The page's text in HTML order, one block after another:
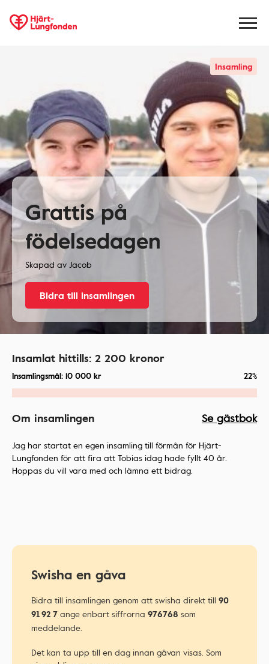
Insamling
Grattis på
födelsedagen
Skapad avJacob
Bidra till insamlingen
Insamlat hittills: 2 200 kronor
Insamlingsmål: 10 000 kr 22%
Om insamlingen Se gästbok
Jag har startat en egen insamling till förmån för Hjärt-
Lungfonden för att fira att Tobias idag hade fyllt 40 år.
Hoppas du vill vara med och lämna ett bidrag.
Swisha en gåva
Bidra till insamlingen genom att swisha direkt till 90
91 92 7 ange enbart siffrorna 976768 som
meddelande.
Det kan ta upp till en dag innan gåvan visas. Som